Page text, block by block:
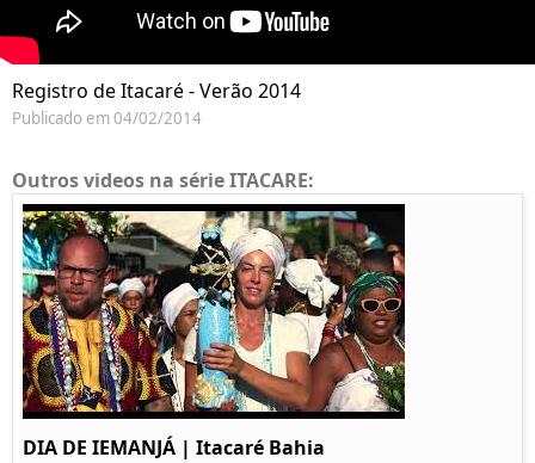
Registro de Itacaré - Verão 2014
Publicado em 04/02/2014
Outros videos na série ITACARE:
DIA DE IEMANJÁ | Itacaré Bahia